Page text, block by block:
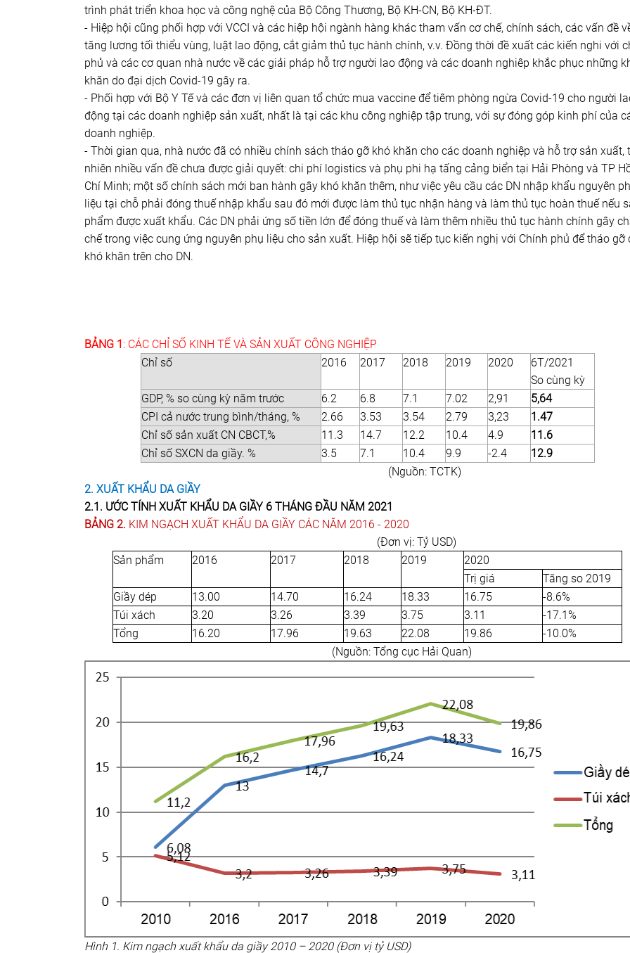
trình phát triển khoa học và công nghệ của Bộ Công Thương, Bộ KH-CN, Bộ KH-ĐT.
- Hiệp hội cũng phối hợp với VCCI và các hiệp hội ngành hàng khác tham vấn cơ chế, chính sách, các vấn đề
tăng lương tối thiểu vùng, luật lao động, cắt giảm thủ tục hành chính, v.v. Đồng thời đề xuất các kiến nghi với
phủ và các cơ quan nhà nước về các giải pháp hỗ trợ người lao động và các doanh nghiêp khắc phục những
khăn do đại dịch Covid-19 gây ra.
- Phối hợp với Bộ Y Tế và các đơn vị liên quan tổ chức mua vaccine để tiêm phòng ngừa Covid-19 cho người
động tại các doanh nghiệp sản xuất, nhất là tại các khu công nghiệp tập trung, với sự đóng góp kinh phí của
doanh nghiệp.
- Thời gian qua, nhà nước đã có nhiều chính sách tháo gỡ khó khăn cho các doanh nghiệp và hỗ trợ sản xuất,
nhiên nhiều vấn đề chưa được giải quyết: chi phí logistics và phụ phi hạ tấng cảng biển tại Hải Phòng và TP
Chí Minh; một số chính sách mới ban hành gây khó khăn thêm, như việc yêu cầu các DN nhập khẩu nguyên
liệu tại chỗ phải đóng thuế nhập khẩu sau đó mới được làm thủ tục nhận hàng và làm thủ tục hoàn thuế nếu
phẩm được xuất khẩu. Các DN phải ứng số tiền lớn để đóng thuế và làm thêm nhiều thủ tục hành chính gây
chế trong việc cung ứng nguyên phụ liệu cho sản xuất. Hiệp hội sẽ tiếp tục kiến nghị với Chính phủ để tháo gỡ
khó khăn trên cho DN.
BẢNG 1 : CÁC CHỈ SỐ KINH TẾ VÀ SẢN XUẤT CÔNG NGHIỆP
Chỉ số
2016 2017 2018 2019 2020
6T/2021
So cùng kỳ
GDP, % so cùng kỳ năm trước
6.2 6.8 7.1 7.02 2,91
5,64
CPI cả nước trung bình/tháng, %
2.66 3.53 3.54 2.79 3,23
1.47
Chỉ số sản xuất CN CBCT,%
11.3 14.7 12.2 10.4 4.9
11.6
Chỉ số SXCN da giầy. %
3.5 7.1 10.4 9.9 -2.4
12.9
(Nguồn: TCTK)
2. XUẤT KHẨU DA GIẦY
2.1. ƯỚC TÍNH XUẤT KHẨU DA GIẦY 6 THÁNG ĐẦU NĂM 2021
BẢNG 2. KIM NGẠCH XUẤT KHẨU DA GIẦY CÁC NĂM 2016 - 2020
(Đơn vị: Tỷ USD)
Sản phẩm
2016 2017 2018 2019
2020
Trị giá
Tăng so 2019
Giầy dép
13.00 14.70 16.24 18.33 16.75
-8.6%
Túi xách
3.20 3.26 3.39 3.75 3.11
-17.1%
Tổng
16.20 17.96 19.63 22.08 19.86
-10.0%
(Nguồn: Tổng cục Hải Quan)
Hình 1. Kim ngạch xuất khẩu da giầy 2010 – 2020 (Đơn vị tỷ USD)